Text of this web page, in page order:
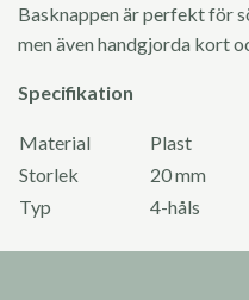
Basknappen är perfekt för
men även handgjorda kort
Specifikation
Material
Plast
Storlek
20 mm
Typ
4-håls